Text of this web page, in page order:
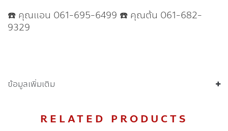
☎️ คุณแอน 061-695-6499 ☎️ คุณต้น 061-682-
9329
ข้อมูลเพิ่มเติม
RELATED PRODUCTS